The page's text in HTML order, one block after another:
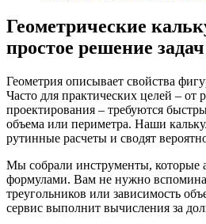
Геометрические
простое решение задач
Геометрия описывает свойства
Часто для практических целей – от
проектирования – требуются
объема или периметра. Наши
рутинные расчеты и сводят
Мы собрали инструменты, которые
формулами. Вам не нужно
треугольников или зависимость
сервис выполнит вычисления за